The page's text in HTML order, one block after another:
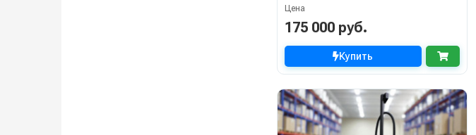
Цена
175 000 руб.
Купить